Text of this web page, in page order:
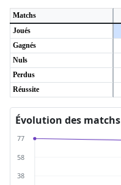
Matchs
Joués
Gagnés
Nuls
Perdus
Réussite
Évolution des matchs
77
58
38